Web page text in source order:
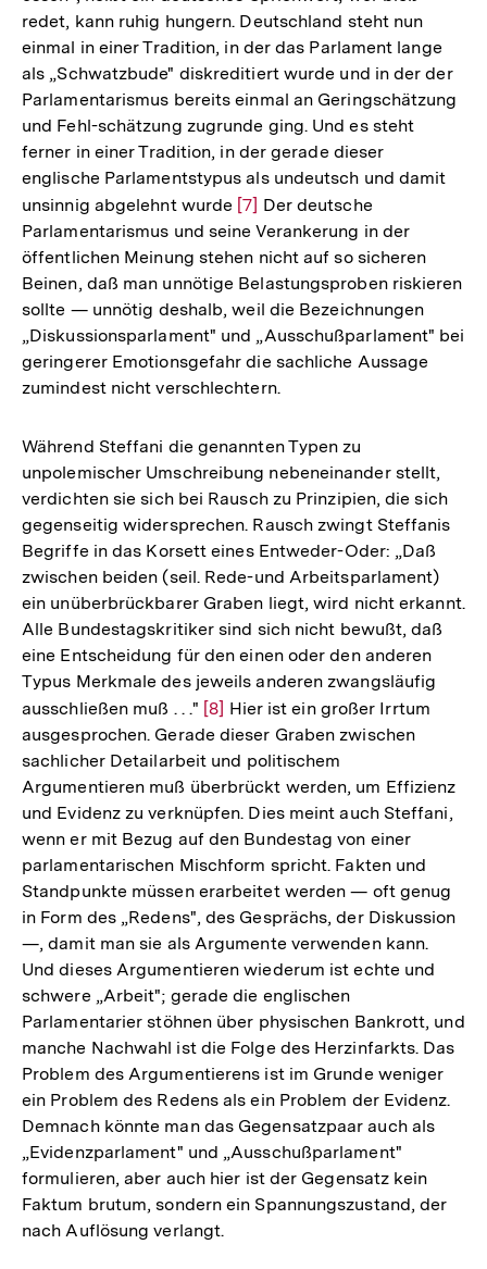
redet, kann ruhig hungern. Deutschland steht nun
einmal in einer Tradition, in der das Parlament lange
als „Schwatzbude" diskreditiert wurde und in der der
Parlamentarismus bereits einmal an Geringschätzung
und Fehl-schätzung zugrunde ging. Und es steht
ferner in einer Tradition, in der gerade dieser
englische Parlamentstypus als undeutsch und damit
unsinnig abgelehnt wurde Zur
Auflösung
der
Fußnote
[7] Der deutsche
Parlamentarismus und seine Verankerung in der
öffentlichen Meinung stehen nicht auf so sicheren
Beinen, daß man unnötige Belastungsproben riskieren
sollte — unnötig deshalb, weil die Bezeichnungen
„Diskussionsparlament" und „Ausschußparlament" bei
geringerer Emotionsgefahr die sachliche Aussage
zumindest nicht verschlechtern.
Während Steffani die genannten Typen zu
unpolemischer Umschreibung nebeneinander stellt,
verdichten sie sich bei Rausch zu Prinzipien, die sich
gegenseitig widersprechen. Rausch zwingt Steffanis
Begriffe in das Korsett eines Entweder-Oder: „Daß
zwischen beiden (seil. Rede-und Arbeitsparlament)
ein unüberbrückbarer Graben liegt, wird nicht erkannt.
Alle Bundestagskritiker sind sich nicht bewußt, daß
eine Entscheidung für den einen oder den anderen
Typus Merkmale des jeweils anderen zwangsläufig
ausschließen muß . . ." Zur
Auflösung
der
Fußnote
[8] Hier ist ein großer Irrtum
ausgesprochen. Gerade dieser Graben zwischen
sachlicher Detailarbeit und politischem
Argumentieren muß überbrückt werden, um Effizienz
und Evidenz zu verknüpfen. Dies meint auch Steffani,
wenn er mit Bezug auf den Bundestag von einer
parlamentarischen Mischform spricht. Fakten und
Standpunkte müssen erarbeitet werden — oft genug
in Form des „Redens", des Gesprächs, der Diskussion
—, damit man sie als Argumente verwenden kann.
Und dieses Argumentieren wiederum ist echte und
schwere „Arbeit"; gerade die englischen
Parlamentarier stöhnen über physischen Bankrott, und
manche Nachwahl ist die Folge des Herzinfarkts. Das
Problem des Argumentierens ist im Grunde weniger
ein Problem des Redens als ein Problem der Evidenz.
Demnach könnte man das Gegensatzpaar auch als
„Evidenzparlament" und „Ausschußparlament"
formulieren, aber auch hier ist der Gegensatz kein
Faktum brutum, sondern ein Spannungszustand, der
nach Auflösung verlangt.